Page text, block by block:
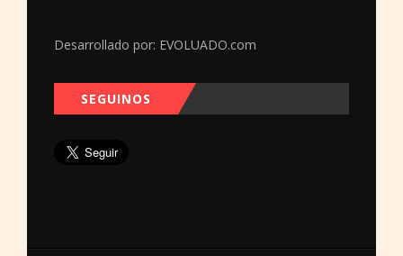
Desarrollado por: EVOLUADO.com
SEGUINOS